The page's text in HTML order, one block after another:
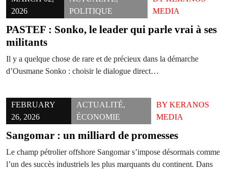
2026
POLITIQUE
MEDIA
PASTEF : Sonko, le leader qui parle vrai à ses
militants
Il y a quelque chose de rare et de précieux dans la démarche
d’Ousmane Sonko : choisir le dialogue direct…
FEBRUARY
26, 2026
ACTUALITÉ,
ÉCONOMIE
BYKERANOS
MEDIA
Sangomar : un milliard de promesses
Le champ pétrolier offshore Sangomar s’impose désormais comme
l’un des succès industriels les plus marquants du continent. Dans